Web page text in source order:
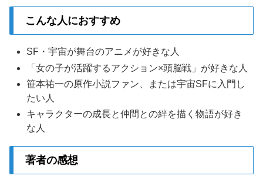
こんな人におすすめ
SF・宇宙が舞台のアニメが好きな人
「女の子が活躍するアクション×頭脳戦」が好きな人
笹本祐一の原作小説ファン、または宇宙SFに入門し
たい人
キャラクターの成長と仲間との絆を描く物語が好き
な人
著者の感想